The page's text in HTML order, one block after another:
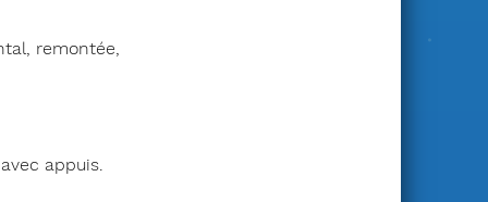
remontée,
appuis.